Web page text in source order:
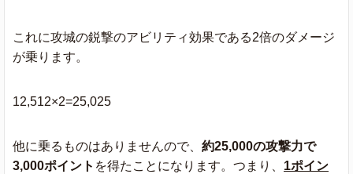
これに攻城の鋭撃のアビリティ効果である2倍のダメージ
が乗ります。
12,512×2=25,025
他に乗るものはありませんので、 約25,000の攻撃力で
3,000ポイント を得たことになります。つまり、 1ポイン